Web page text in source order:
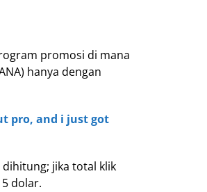
promosi di mana
hanya dengan
pro, and i just got
dihitung; jika total klik
dolar.